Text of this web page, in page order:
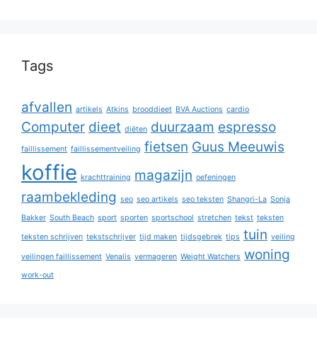
Tags
afvallen artikels Atkins brooddieet BVA Auctions cardio
Computer dieet diëten duurzaam espresso
faillissement faillissementveiling fietsen Guus Meeuwis
koffie krachttraining magazijn oefeningen
raambekleding seo seo artikels seo teksten Shangri-La Sonja
Bakker South Beach sport sporten sportschool stretchen tekst teksten
teksten schrijven tekstschrijver tijd maken tijdsgebrek tips tuin veiling
veilingen faillissement Venalis vermageren Weight Watchers woning
work-out